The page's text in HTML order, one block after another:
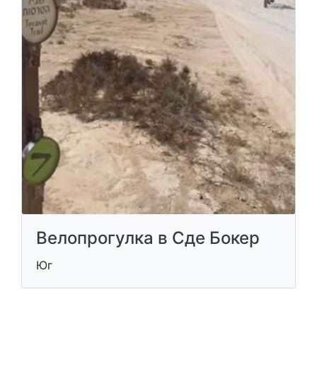
Велопрогулка в Сде Бокер
Юг